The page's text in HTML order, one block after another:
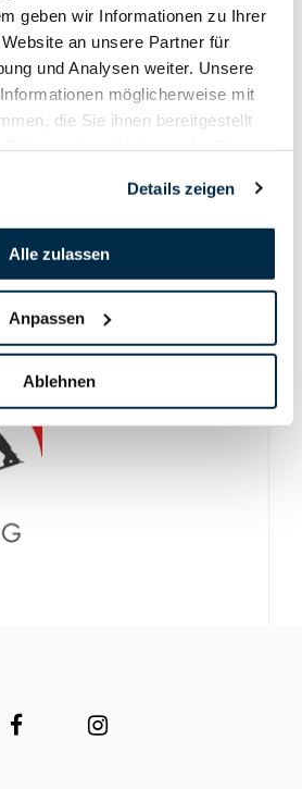
geben wir Informationen zu Ihrer
an unsere Partner für
und Analysen weiter. Unsere
möglicherweise mit
die Sie ihnen bereitgestellt
Details zeigen
Alle zulassen
Anpassen
Ablehnen